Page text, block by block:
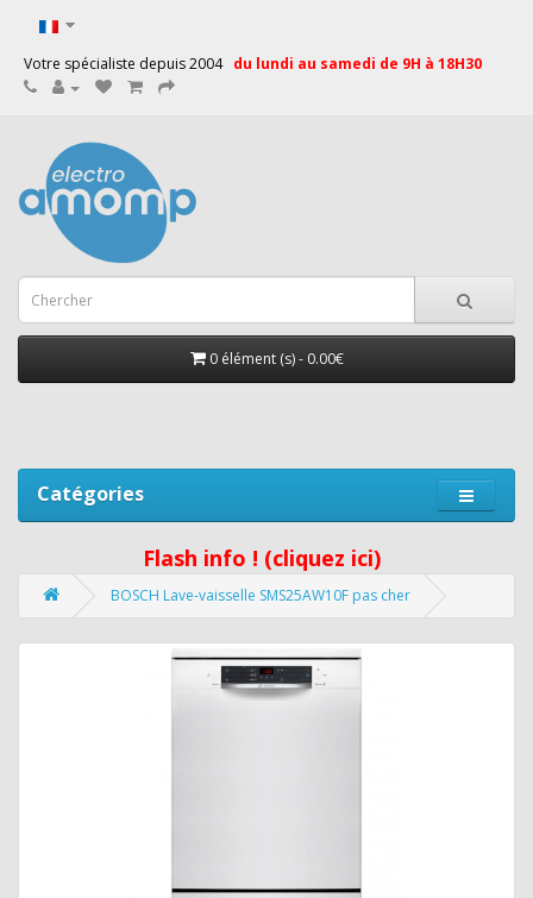
Votre spécialiste depuis 2004 du lundi au samedi de 9H à 18H30
0 élément (s) - 0.00€
Catégories
Flash info ! (cliquez ici)
BOSCH Lave-vaisselle SMS25AW10F pas cher